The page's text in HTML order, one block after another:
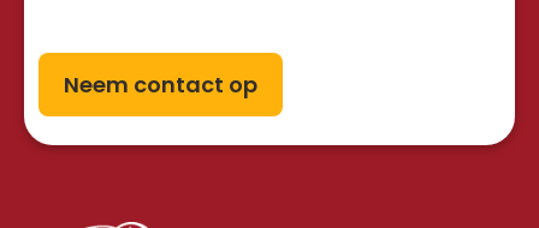
Neem contact op